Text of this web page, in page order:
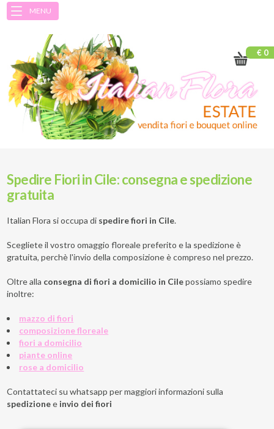
MENU
€ 0
Spedire Fiori in Cile: consegna e spedizione
gratuita
Italian Flora si occupa di spedire fiori in Cile.
Scegliete il vostro omaggio floreale preferito e la spedizione è
gratuita, perchè l'invio della composizione è compreso nel prezzo.
Oltre alla consegna di fiori a domicilio in Cilepossiamo spedire
inoltre:
mazzo di fiori
composizione floreale
fiori a domicilio
piante online
rose a domicilio
Contattateci su whatsapp per maggiori informazioni sulla
spedizionee invio dei fiori